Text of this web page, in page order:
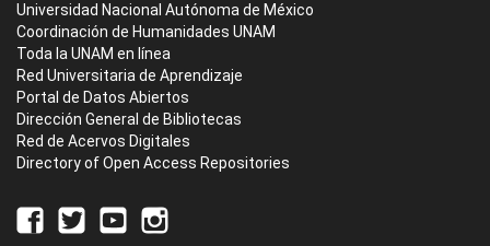
Universidad Nacional Autónoma de México
Coordinación de Humanidades UNAM
Toda la UNAM en línea
Red Universitaria de Aprendizaje
Portal de Datos Abiertos
Dirección General de Bibliotecas
Red de Acervos Digitales
Directory of Open Access Repositories